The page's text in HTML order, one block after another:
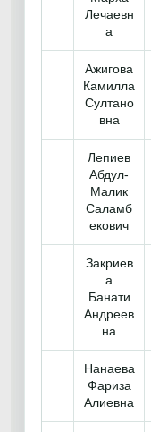
Лечаевн
а
Ажигова
Камилла
Султано
вна
Лепиев
Абдул-
Малик
Саламб
екович
Закриев
а
Банати
Андреев
на
Нанаева
Фариза
Алиевна